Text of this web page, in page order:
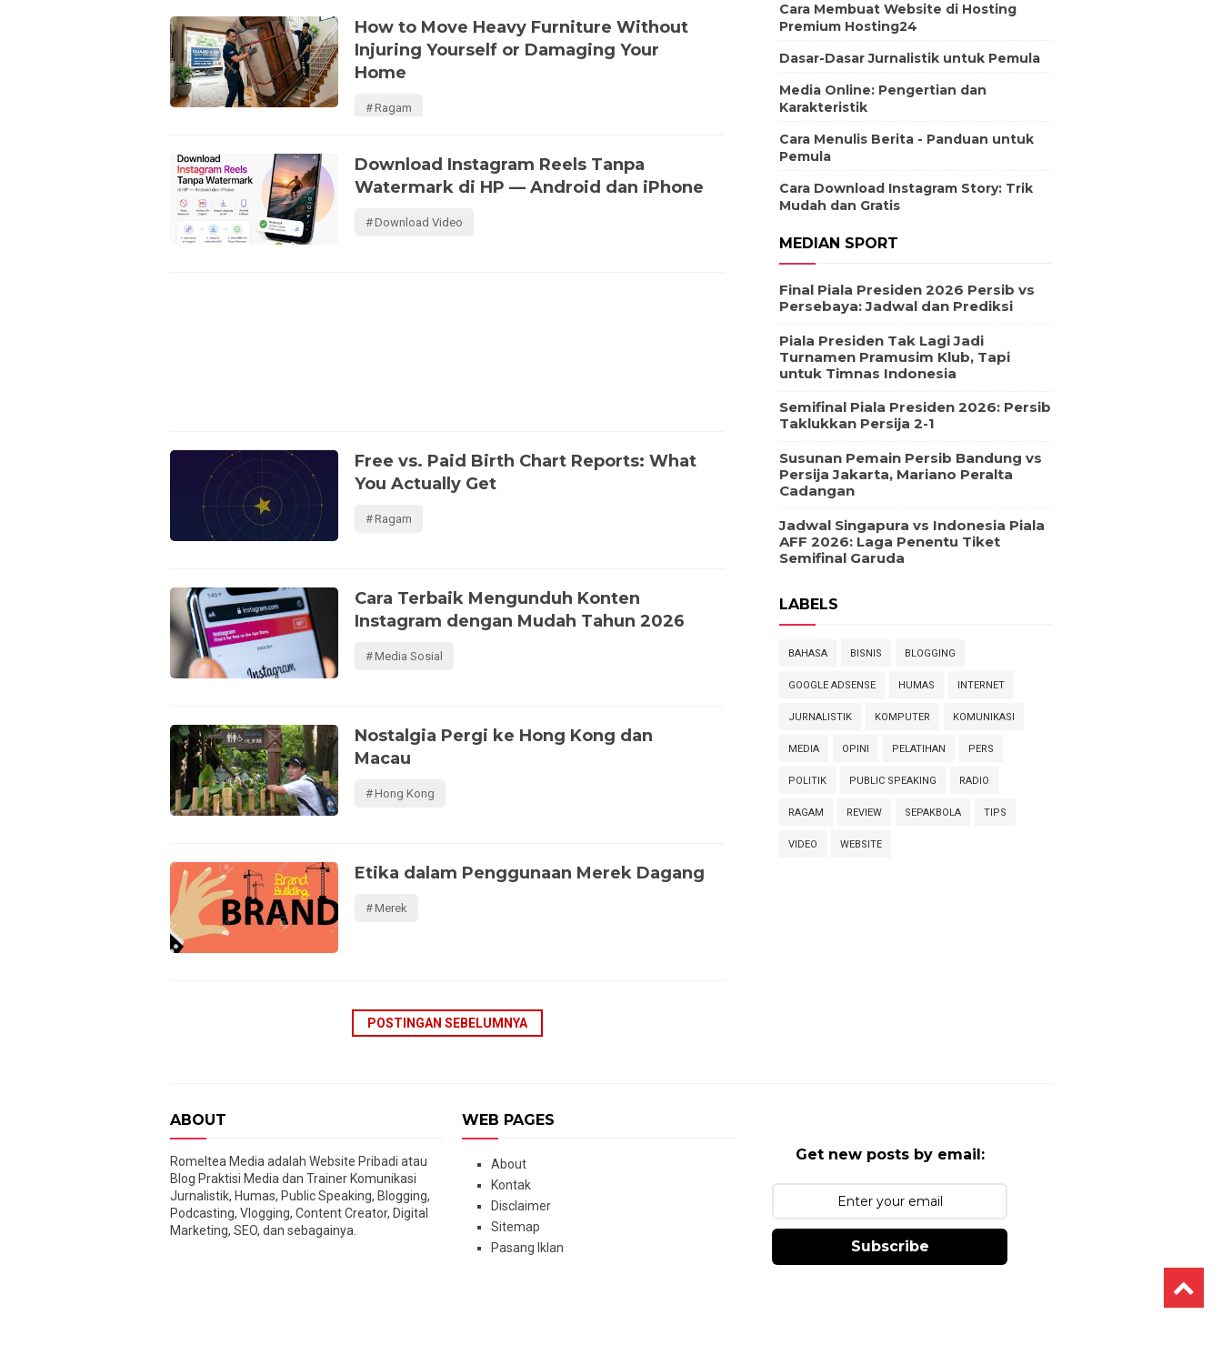
How to Move Heavy Furniture Without
Injuring Yourself or Damaging Your
Home
Ragam
Download Instagram Reels Tanpa
Watermark di HP — Android dan iPhone
Download Video
Free vs. Paid Birth Chart Reports: What
You Actually Get
Ragam
Cara Terbaik Mengunduh Konten
Instagram dengan Mudah Tahun 2026
Media Sosial
Nostalgia Pergi ke Hong Kong dan
Macau
Hong Kong
Etika dalam Penggunaan Merek Dagang
Merek
POSTINGAN SEBELUMNYA
Cara Membuat Website di Hosting
Premium Hosting24
Dasar-Dasar Jurnalistik untuk Pemula
Media Online: Pengertian dan
Karakteristik
Cara Menulis Berita - Panduan untuk
Pemula
Cara Download Instagram Story: Trik
Mudah dan Gratis
MEDIAN SPORT
Final Piala Presiden 2026 Persib vs
Persebaya: Jadwal dan Prediksi
Piala Presiden Tak Lagi Jadi
Turnamen Pramusim Klub, Tapi
untuk Timnas Indonesia
Semifinal Piala Presiden 2026: Persib
Taklukkan Persija 2-1
Susunan Pemain Persib Bandung vs
Persija Jakarta, Mariano Peralta
Cadangan
Jadwal Singapura vs Indonesia Piala
AFF 2026: Laga Penentu Tiket
Semifinal Garuda
LABELS
BAHASA BISNIS BLOGGING
GOOGLE ADSENSE HUMAS INTERNET
JURNALISTIK KOMPUTER KOMUNIKASI
MEDIA OPINI PELATIHAN PERS
POLITIK PUBLIC SPEAKING RADIO
RAGAM REVIEW SEPAKBOLA TIPS
VIDEO WEBSITE
ABOUT
Romeltea Media adalah Website Pribadi atau
Blog Praktisi Media dan Trainer Komunikasi
Jurnalistik, Humas, Public Speaking, Blogging,
Podcasting, Vlogging, Content Creator, Digital
Marketing, SEO, dan sebagainya.
WEB PAGES
About
Kontak
Disclaimer
Sitemap
Pasang Iklan
Get new posts by email:
Subscribe